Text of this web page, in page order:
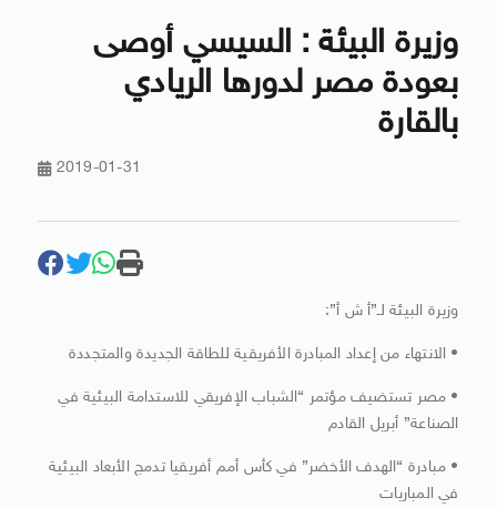
وزيرة البيئة : السيسي أوصى
بعودة مصر لدورها الريادي
بالقارة
2019-01-31
وزيرة البيئة لـ”أ ش أ”:
• الانتهاء من إعداد المبادرة الأفريقية للطاقة الجديدة والمتجددة
• مصر تستضيف مؤتمر “الشباب الإفريقي للاستدامة البيئية في
الصناعة” أبريل القادم
• مبادرة “الهدف الأخضر” في كأس أمم أفريقيا تدمج الأبعاد البيئية
في المباريات